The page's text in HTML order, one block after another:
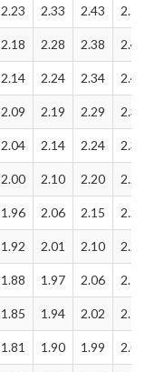
2.23 2.33 2.43 2.53
2.18 2.28 2.38 2.48
2.14 2.24 2.34 2.43
2.09 2.19 2.29 2.38
2.04 2.14 2.24 2.33
2.00 2.10 2.20 2.29
1.96 2.06 2.15 2.25
1.92 2.01 2.10 2.20
1.88 1.97 2.06 2.16
1.85 1.94 2.02 2.12
1.81 1.90 1.99 2.08